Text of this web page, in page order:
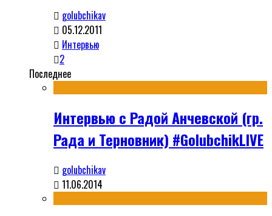
golubchikav
05.12.2011
Интервью
2
Последнее
Интервью с Радой Анчевской (гр.
Рада и Терновник) #GolubchikLIVE
golubchikav
11.06.2014